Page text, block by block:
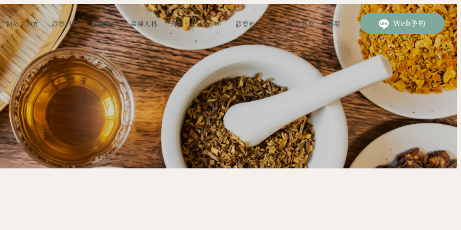
初めての方 診察科目 院長紹介 産婦人科 美容・ダイエット 診察料 オンライン診察 採用 Web予約